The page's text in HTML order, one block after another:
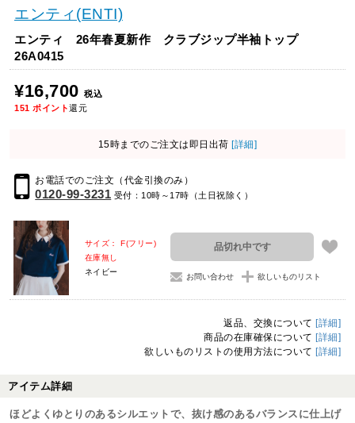
エンティ(ENTI)
エンティ 26年春夏新作 クラブジップ半袖トップ
26A0415
¥16,700 税込
151 ポイント還元
15時までのご注文は即日出荷 [詳細]
お電話でのご注文（代金引換のみ）
0120-99-3231 受付：10時～17時（土日祝除く）
サイズ： F(フリー)
在庫無し
ネイビー
品切れ中です
お問い合わせ 欲しいものリスト
返品、交換について [詳細]
商品の在庫確保について [詳細]
欲しいものリストの使用方法について [詳細]
アイテム詳細
ほどよくゆとりのあるシルエットで、抜け感のあるバランスに仕上げ